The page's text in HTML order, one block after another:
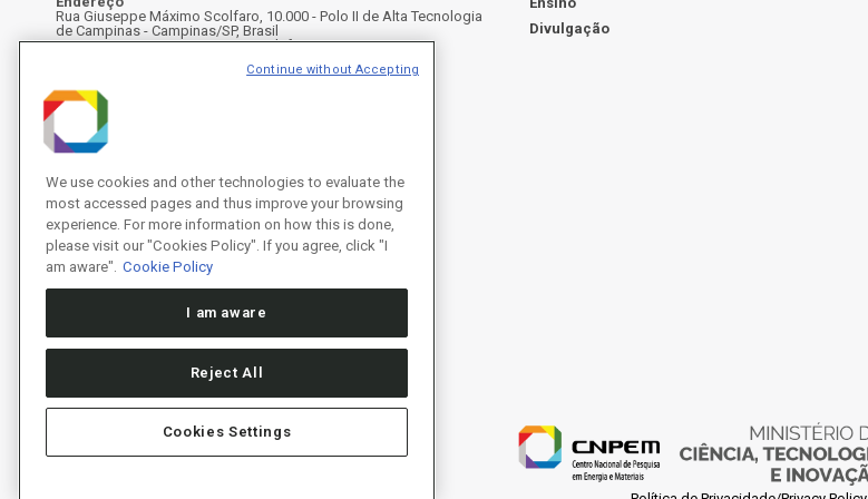
Rua Giuseppe Máximo Scolfaro, 10.000 - Polo II de Alta Tecnologia
de Campinas - Campinas/SP, Brasil
CEP 13083-100, Campinas - SP - Telefone: +55 19 3512-1000
LinkedIn
Divulgação
We use cookies and other technologies to evaluate the
most accessed pages and thus improve your browsing
experience. For more information on how this is done,
please visit our "Cookies Policy". If you agree, click "I
am aware". Cookie Policy
I am aware
Reject All
Cookies Settings
Continue without Accepting